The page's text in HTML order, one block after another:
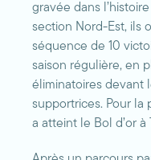
gravée dans
section Nord-Est, ils
séquence de 10
saison régulière, en
éliminatoires devant
supportrices. Pour la
a atteint le Bol d’or à